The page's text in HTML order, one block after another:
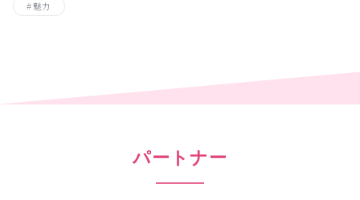
魅力
パートナー